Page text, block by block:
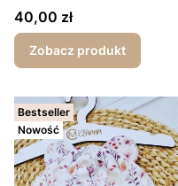
Cena
40,00 zł
Zobacz produkt
Bestseller
Nowość